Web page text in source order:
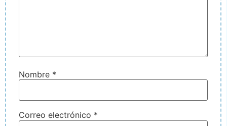
Nombre *
Correo electrónico *